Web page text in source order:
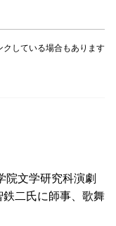
している場合もあります
院文学研究科演劇
二氏に師事、歌舞